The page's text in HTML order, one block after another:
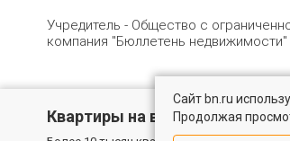
Квартиры на вторичном рынке
Учредитель - Общество с
компания "Бюллетень недвижимости"
© 2005 – 2026, ООО «УК «БН» 8
Сайт bn.ru
Продолжая